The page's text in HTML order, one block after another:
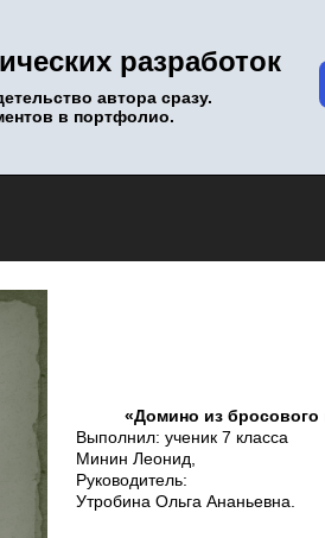
разработок
автора сразу.
в портфолио.
«Домино из бросового
Выполнил: ученик 7 класса
Минин Леонид,
Руководитель:
Утробина Ольга Ананьевна.